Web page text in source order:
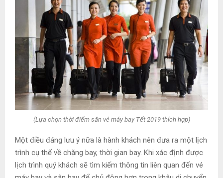
(Lựa chọn thời điểm săn vé máy bay Tết 2019 thích hợp)
Một điều đáng lưu ý nữa là hành khách nên đưa ra một lịch
trình cụ thể về chặng bay, thời gian bay. Khi xác định được
lịch trình quý khách sẽ tìm kiếm thông tin liên quan đến vé